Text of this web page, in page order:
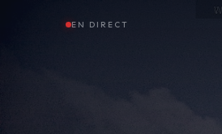
EN DIRECT